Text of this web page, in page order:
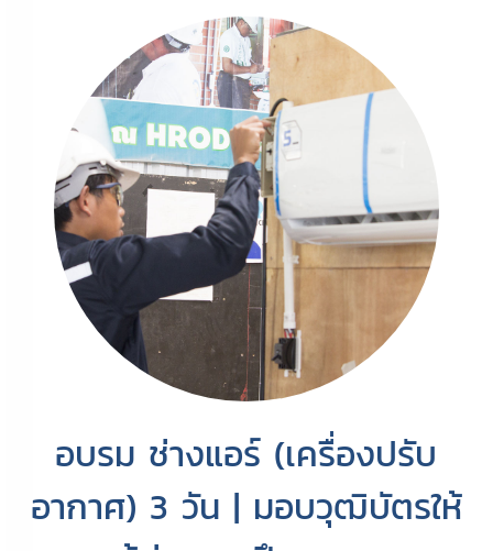
อบรม ช่างแอร์ (เครื่องปรับ
อากาศ) 3 วัน | มอบวุฒิบัตรให้